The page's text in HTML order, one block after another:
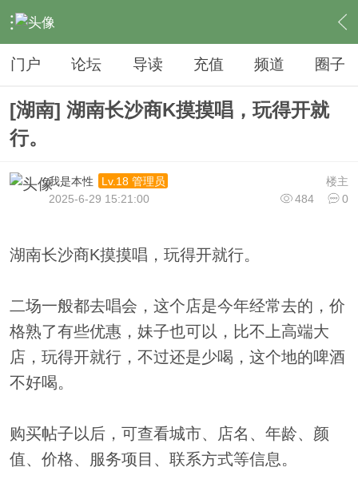
› 夜生活 › KTV › 内容
门户 论坛 导读 充值 频道 圈子
[湖南] 湖南长沙商K摸摸唱，玩得开就
行。
楼主
我是本性
Lv.18 管理员
484
0
2025-6-29 15:21:00
湖南长沙商K摸摸唱，玩得开就行。
二场一般都去唱会，这个店是今年经常去的，价
格熟了有些优惠，妹子也可以，比不上高端大
店，玩得开就行，不过还是少喝，这个地的啤酒
不好喝。
购买帖子以后，可查看城市、店名、年龄、颜
值、价格、服务项目、联系方式等信息。